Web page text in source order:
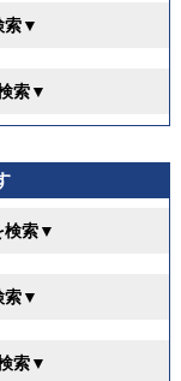
索▼
索▼
検索▼
索▼
索▼